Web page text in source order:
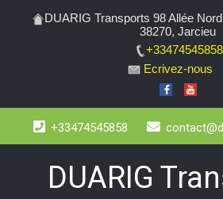
DUARIG Transports 98 Allée
38270, Jarcieu
+33474545858
Ecrivez-nous
+33474545858
DUARIG